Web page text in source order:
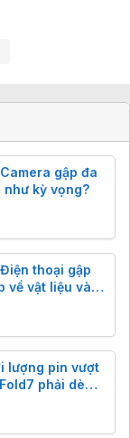
gập đa
như kỳ vọng?
thoại gập
về vật liệu và
lượng pin vượt
phải dè